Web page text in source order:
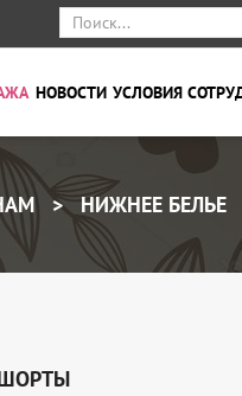
НОВОСТИ УСЛОВИЯ
НИЖНЕЕ БЕЛЬЕ